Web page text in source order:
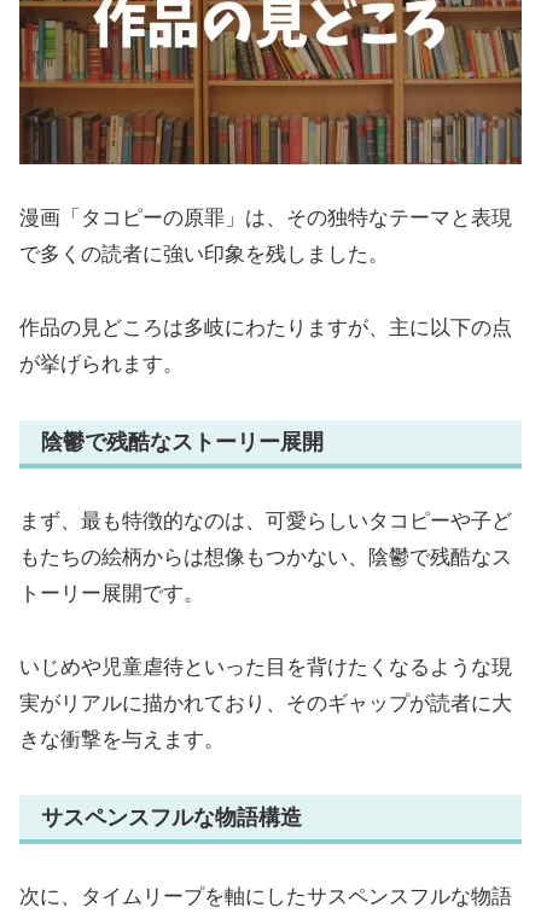
漫画「タコピーの原罪」は、その独特なテーマと表現
で多くの読者に強い印象を残しました。
作品の見どころは多岐にわたりますが、主に以下の点
が挙げられます。
陰鬱で残酷なストーリー展開
まず、最も特徴的なのは、可愛らしいタコピーや子ど
もたちの絵柄からは想像もつかない、陰鬱で残酷なス
トーリー展開です。
いじめや児童虐待といった目を背けたくなるような現
実がリアルに描かれており、そのギャップが読者に大
きな衝撃を与えます。
サスペンスフルな物語構造
次に、タイムリープを軸にしたサスペンスフルな物語